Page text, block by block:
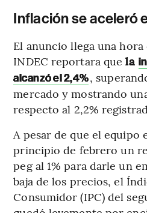
Inflación se aceleró
El anuncio llega una
INDEC reportara quela
alcanzó el 2,4%,
mercado y mostrando
respecto al 2,2%
A pesar de que el equipo
principio de febrero un
peg al 1% para darle un
baja de los precios, el
Consumidor (IPC) del